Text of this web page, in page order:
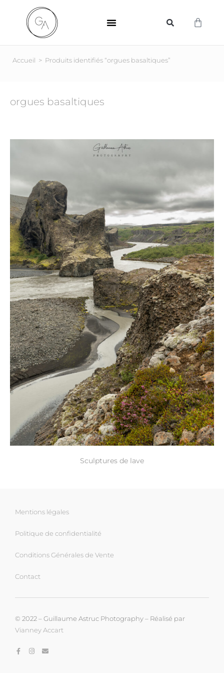
Accueil > Produits identifiés “orgues basaltiques”
orgues basaltiques
Sculptures de lave
Mentions légales
Politique de confidentialité
Conditions Générales de Vente
Contact
© 2022 – Guillaume Astruc Photography – Réalisé par
Vianney Accart